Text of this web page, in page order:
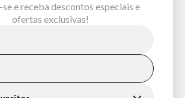
e receba descontos especiais e
ofertas exclusivas!